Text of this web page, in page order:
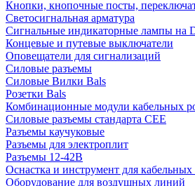
Кнопки, кнопочные посты,
Светосигнальная арматура
Сигнальные индикаторные лампы на
Концевые и путевые выключатели
Оповещатели для сигнализаций
Силовые разъемы
Силовые Вилки Bals
Розетки Bals
Комбинационные модули кабельных
Силовые разъемы стандарта CEE
Разъемы каучуковые
Разъемы для электроплит
Разъемы 12-42В
Оснастка и инструмент для
Оборудование для воздушных линий